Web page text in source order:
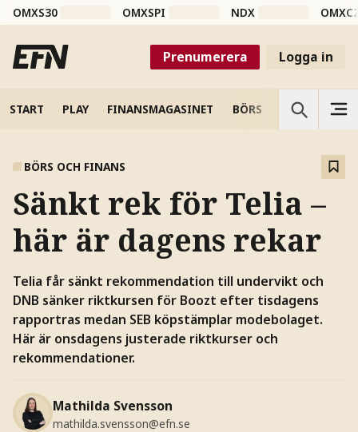
OMXS30 OMXSPI NDX
Prenumerera Logga in
START PLAY FINANSMAGASINET BÖRS VETENSKAP
BÖRS OCH FINANS
Sänkt rek för Telia –
här är dagens rekar
Telia får sänkt rekommendation till undervikt och
DNB sänker riktkursen för Boozt efter tisdagens
rapportras medan SEB köpstämplar modebolaget.
Här är onsdagens justerade riktkurser och
rekommendationer.
Mathilda Svensson
mathilda.svensson@efn.se